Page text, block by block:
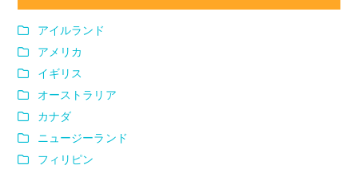
アイルランド
アメリカ
イギリス
オーストラリア
カナダ
ニュージーランド
フィリピン